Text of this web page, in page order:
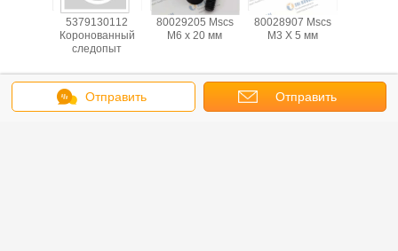
5379130112
Коронованный
следопыт
80029205 Mscs
M6 х 20 мм
80028907 Mscs
M3 X 5 мм
Отправить Отправить
Измените язык